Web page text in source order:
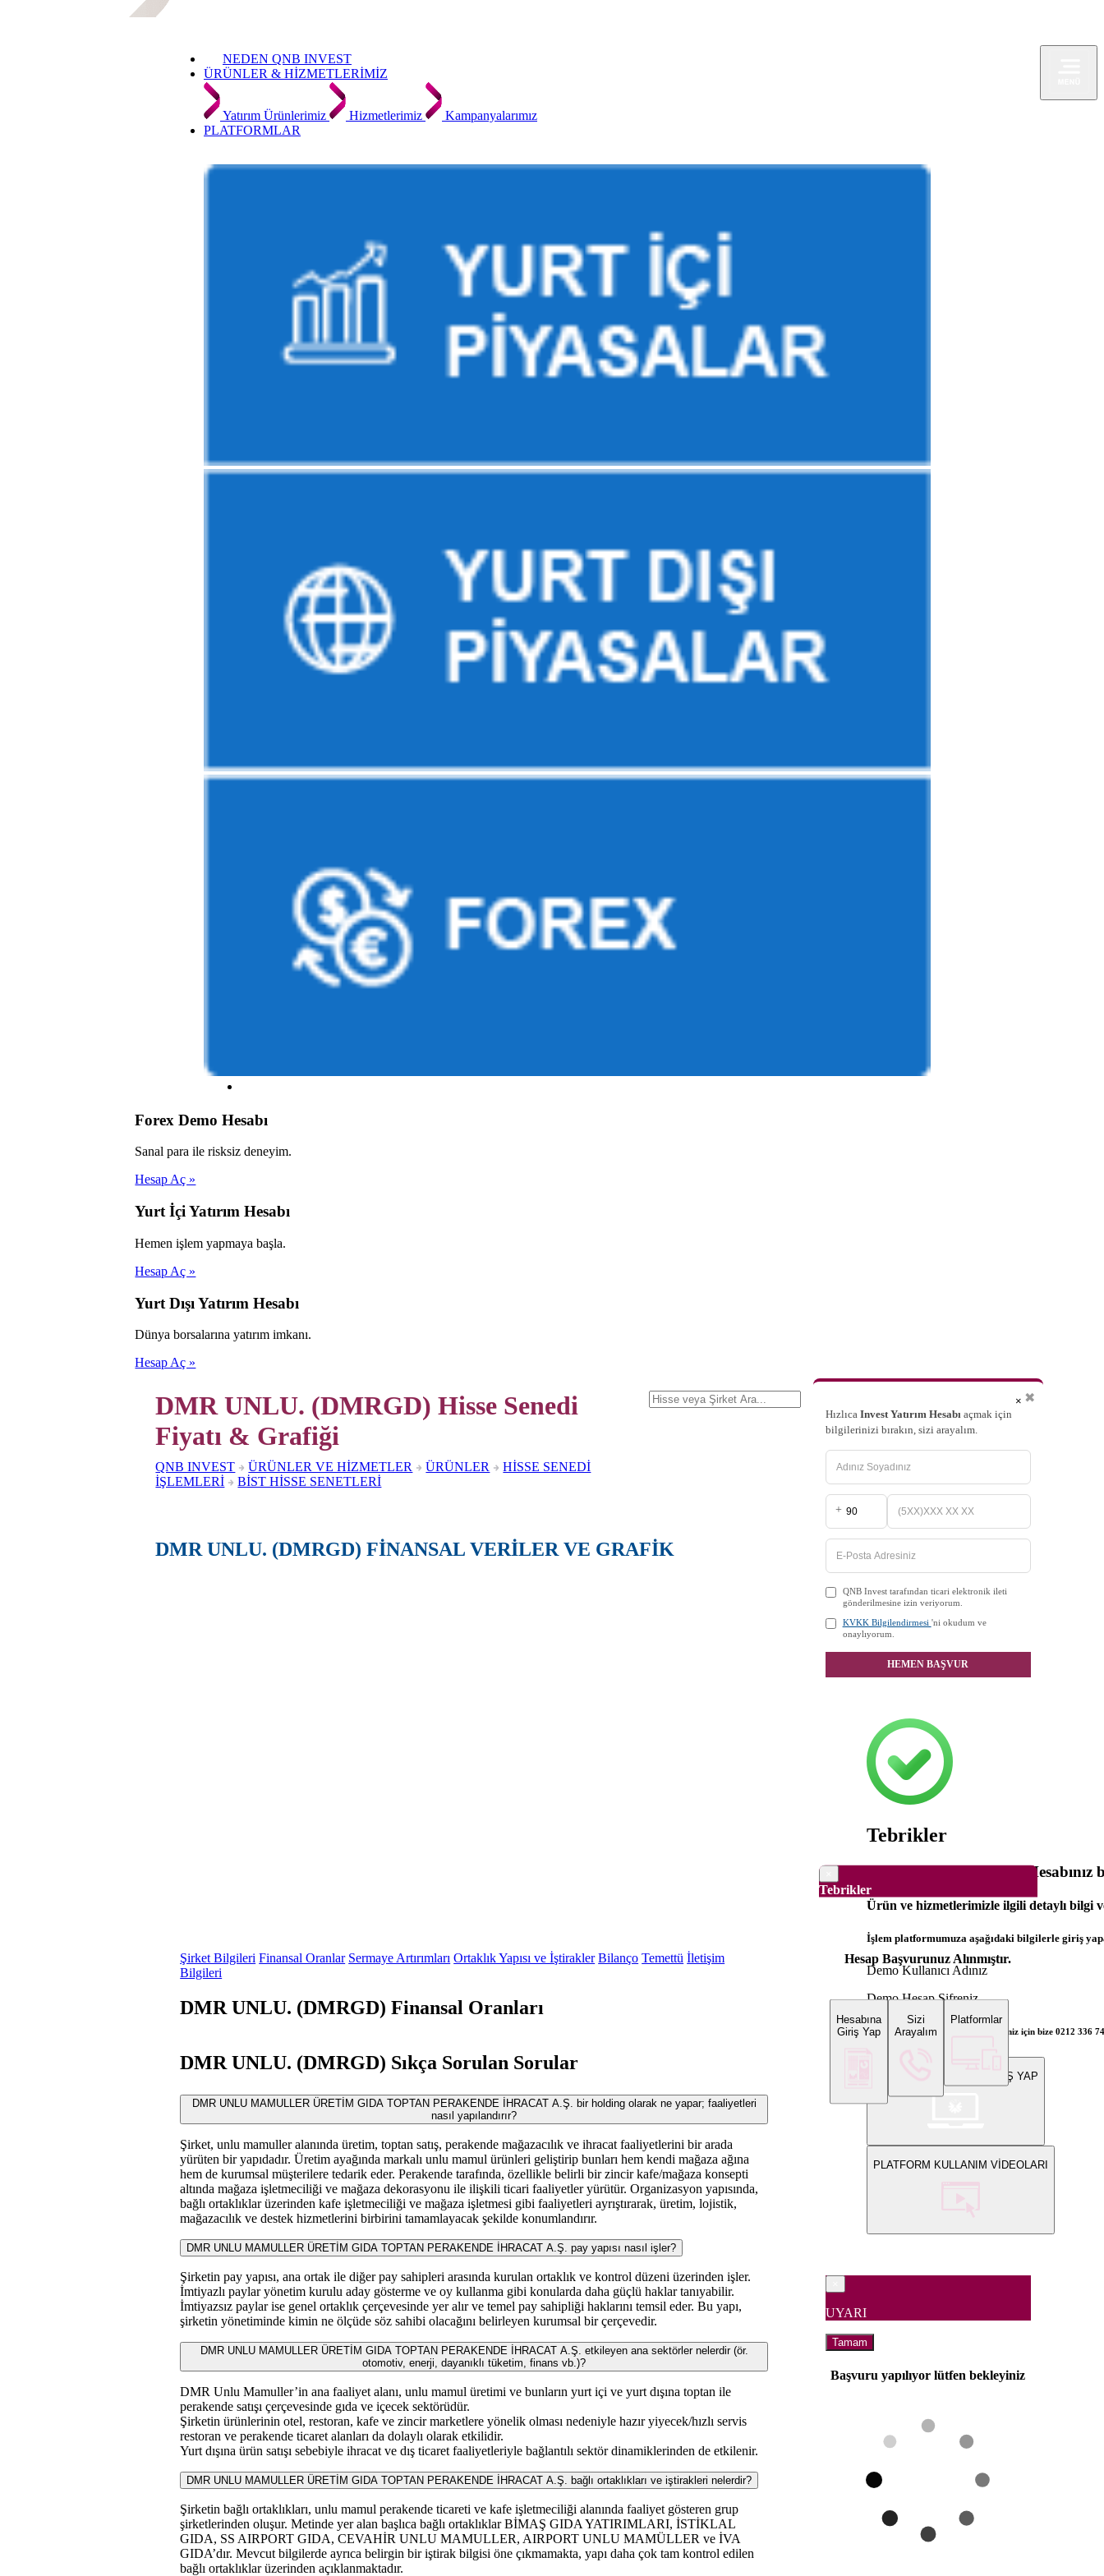
NEDEN QNB INVEST
ÜRÜNLER & HİZMETLERİMİZ
Yatırım Ürünlerimiz Hizmetlerimiz
Kampanyalarımız
PLATFORMLAR
Forex Demo Hesabı
Sanal para ile risksiz deneyim.
Hesap Aç »
Yurt İçi Yatırım Hesabı
Hemen işlem yapmaya başla.
Hesap Aç »
Yurt Dışı Yatırım Hesabı
Dünya borsalarına yatırım imkanı.
Hesap Aç »
DMR UNLU. (DMRGD) Hisse Senedi
Fiyatı & Grafiği
QNB INVEST ÜRÜNLER VE HİZMETLER ÜRÜNLER
HİSSE SENEDİ
İŞLEMLERİ
BİST HİSSE SENETLERİ
DMR UNLU. (DMRGD) FİNANSAL VERİLER VE GRAFİK
Şirket Bilgileri Finansal Oranlar Sermaye Artırımları Ortaklık Yapısı ve İştirakler Bilanço Temettü İletişim
Bilgileri
DMR UNLU. (DMRGD) Finansal Oranları
DMR UNLU. (DMRGD) Sıkça Sorulan Sorular
DMR UNLU MAMULLER ÜRETİM GIDA TOPTAN PERAKENDE İHRACAT A.Ş. bir holding olarak ne yapar; faaliyetleri
nasıl yapılandırır?
Şirket, unlu mamuller alanında üretim, toptan satış, perakende mağazacılık ve ihracat faaliyetlerini bir arada
yürüten bir yapıdadır. Üretim ayağında markalı unlu mamul ürünleri geliştirip bunları hem kendi mağaza ağına
hem de kurumsal müşterilere tedarik eder. Perakende tarafında, özellikle belirli bir zincir kafe/mağaza konsepti
altında mağaza işletmeciliği ve mağaza dekorasyonu ile ilişkili ticari faaliyetler yürütür. Organizasyon yapısında,
bağlı ortaklıklar üzerinden kafe işletmeciliği ve mağaza işletmesi gibi faaliyetleri ayrıştırarak, üretim, lojistik,
mağazacılık ve destek hizmetlerini birbirini tamamlayacak şekilde konumlandırır.
DMR UNLU MAMULLER ÜRETİM GIDA TOPTAN PERAKENDE İHRACAT A.Ş. pay yapısı nasıl işler?
Şirketin pay yapısı, ana ortak ile diğer pay sahipleri arasında kurulan ortaklık ve kontrol düzeni üzerinden işler.
İmtiyazlı paylar yönetim kurulu aday gösterme ve oy kullanma gibi konularda daha güçlü haklar tanıyabilir.
İmtiyazsız paylar ise genel ortaklık çerçevesinde yer alır ve temel pay sahipliği haklarını temsil eder. Bu yapı,
şirketin yönetiminde kimin ne ölçüde söz sahibi olacağını belirleyen kurumsal bir çerçevedir.
DMR UNLU MAMULLER ÜRETİM GIDA TOPTAN PERAKENDE İHRACAT A.Ş. etkileyen ana sektörler nelerdir (ör.
otomotiv, enerji, dayanıklı tüketim, finans vb.)?
DMR Unlu Mamuller’in ana faaliyet alanı, unlu mamul üretimi ve bunların yurt içi ve yurt dışına toptan ile
perakende satışı çerçevesinde gıda ve içecek sektörüdür.
Şirketin ürünlerinin otel, restoran, kafe ve zincir marketlere yönelik olması nedeniyle hazır yiyecek/hızlı servis
restoran ve perakende ticaret alanları da dolaylı olarak etkilidir.
Yurt dışına ürün satışı sebebiyle ihracat ve dış ticaret faaliyetleriyle bağlantılı sektör dinamiklerinden de etkilenir.
DMR UNLU MAMULLER ÜRETİM GIDA TOPTAN PERAKENDE İHRACAT A.Ş. bağlı ortaklıkları ve iştirakleri nelerdir?
Şirketin bağlı ortaklıkları, unlu mamul perakende ticareti ve kafe işletmeciliği alanında faaliyet gösteren grup
şirketlerinden oluşur. Metinde yer alan başlıca bağlı ortaklıklar BİMAŞ GIDA YATIRIMLARI, İSTİKLAL
GIDA, SS AIRPORT GIDA, CEVAHİR UNLU MAMULLER, AIRPORT UNLU MAMÜLLER ve İVA
GIDA’dır. Mevcut bilgilerde ayrıca belirgin bir iştirak bilgisi öne çıkmamakta, yapı daha çok tam kontrol edilen
bağlı ortaklıklar üzerinden açıklanmaktadır.
✖
Hızlıca Invest Yatırım Hesabıaçmak için
bilgilerinizi bırakın, sizi arayalım.
+
QNB Invest tarafından ticari elektronik ileti
gönderilmesine izin veriyorum.
KVKK Bilgilendirmesi 'ni okudum ve
onaylıyorum.
HEMEN BAŞVUR
Tebrikler
Hesap Başvurunuz Alınmıştır.
Hesabına
Giriş Yap
Sizi
Arayalım
Platformlar
×
Tebrikler
Dünya Borsaları Demo
Ürün ve hizmetlerimizle ilgili detaylı bilgi
İşlem platformumuza aşağıdaki bilgilerle giriş
Demo Kullanıcı Adınız
Demo Hesap Şifreniz
Bilgi ve gerçek hesap açılış talepleriniz için bize 0212 336
WEB PLATFORMUNA GİRİŞ YAP
PLATFORM KULLANIM VİDEOLARI
UYARI
Tamam
Başvuru yapılıyor lütfen bekleyiniz